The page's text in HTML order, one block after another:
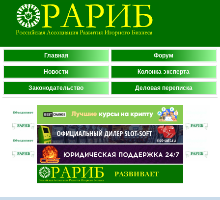
Главная Форум
Новости Колонка эксперта
Законодательство Деловая переписка